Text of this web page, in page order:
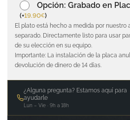
Opción: Grabado en
(+19.90€)
El plato está hecho a medida por nuestro
separado. Directamente listo para usar
de su elección en su equipo.
Importante: La instalación de la placa
devolución de dinero de 14 días.
¿Alguna pregunta? Estamos aquí para
ayudarle
Lun – Vie · 9h a 18h